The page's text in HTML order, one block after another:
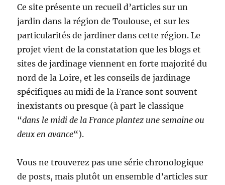
Ce site présente un recueil d’articles sur un
jardin dans la région de Toulouse, et sur les
particularités de jardiner dans cette région. Le
projet vient de la constatation que les blogs et
sites de jardinage viennent en forte majorité du
nord de la Loire, et les conseils de jardinage
spécifiques au midi de la France sont souvent
inexistants ou presque (à part le classique
“dans le midi de la France plantez une semaine ou
deux en avance“).
Vous ne trouverez pas une série chronologique
de posts, mais plutôt un ensemble d’articles sur